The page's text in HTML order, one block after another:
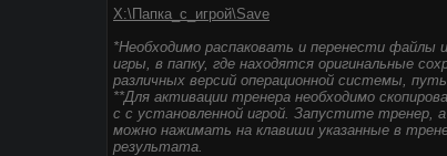
X:\Папка_с_игрой\Save
*Необходимо распаковать и перенести файлы
игры, в папку, где находятся оригинальные
различных версий операционной системы,
**Для активации тренера необходимо
с с установленной игрой. Запустите тренер,
можно нажимать на клавиши указанные в
результата.